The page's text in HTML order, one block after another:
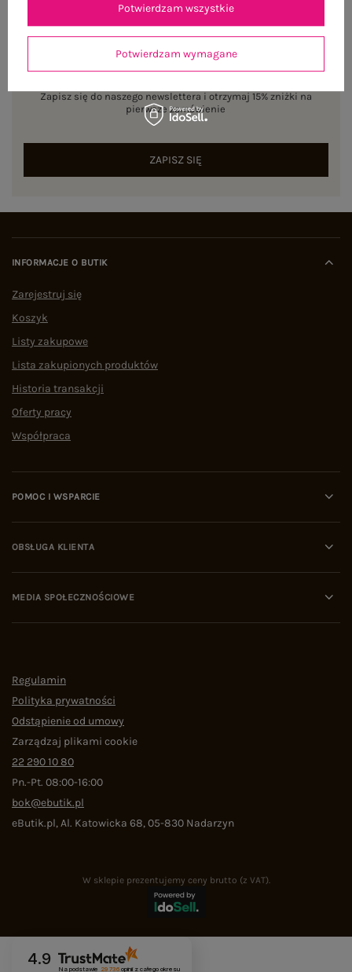
NEWSLETTER
Zapisz się do naszego newslettera i otrzymaj 15% zniżki na
pierwsze zamówienie
ZAPISZ SIĘ
INFORMACJE O BUTIK
Zarejestruj się
Koszyk
Listy zakupowe
Lista zakupionych produktów
Historia transakcji
Oferty pracy
Współpraca
POMOC I WSPARCIE
OBSŁUGA KLIENTA
MEDIA SPOŁECZNOŚCIOWE
Regulamin
Polityka prywatności
Odstąpienie od umowy
Zarządzaj plikami cookie
22 290 10 80
Pn.-Pt. 08:00-16:00
bok@ebutik.pl
eButik.pl,Al. Katowicka 68,05-830 Nadarzyn
W sklepie prezentujemy ceny brutto (z VAT).
4.9
Na podstawie 29 736opinii z całego okresu
Potwierdzam wymagane
Potwierdzam wszystkie